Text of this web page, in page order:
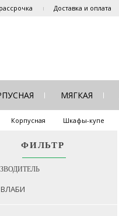
Доставка и оплата
МЯГКАЯ
Корпусная Шкафы-купе
ФИЛЬТР
ВЛАБИ